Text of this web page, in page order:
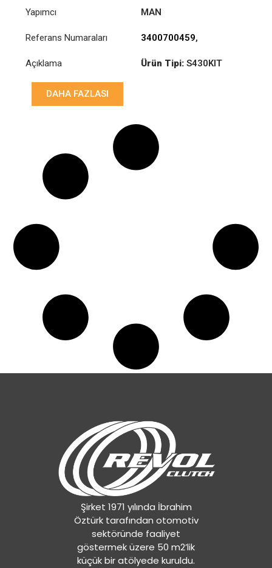
Yapımcı MAN
Referans Numaraları 3400700459,
Açıklama
Ürün Tipi:S430KIT
Disk :
Rulman :
DAHA FAZLASI
Şirket 1971 yılında İbrahim
Öztürk tarafından otomotiv
sektöründe faaliyet
göstermek üzere 50 m2’lik
küçük bir atölyede kuruldu.